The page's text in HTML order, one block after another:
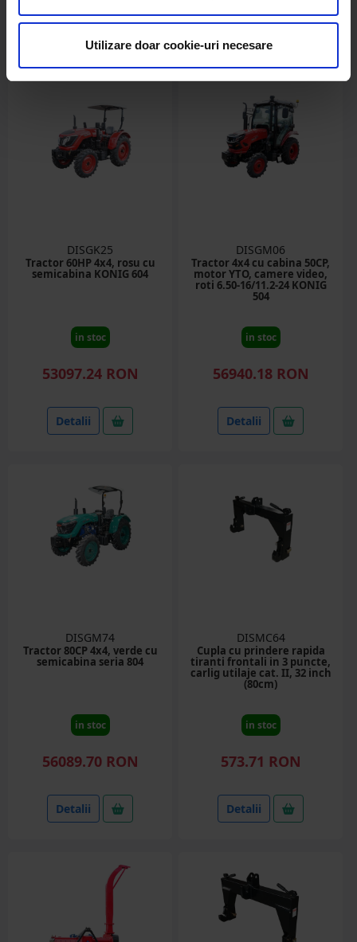
Utilizare doar cookie-uri necesare
DISGK25
Tractor 60HP 4x4, rosu cu
semicabina KONIG 604
in stoc
53097.24 RON
Detalii
DISGM06
Tractor 4x4 cu cabina 50CP,
motor YTO, camere video,
roti 6.50-16/11.2-24 KONIG
504
in stoc
56940.18 RON
Detalii
DISGM74
Tractor 80CP 4x4, verde cu
semicabina seria 804
in stoc
56089.70 RON
Detalii
DISMC64
Cupla cu prindere rapida
tiranti frontali in 3 puncte,
carlig utilaje cat. II, 32 inch
(80cm)
in stoc
573.71 RON
Detalii